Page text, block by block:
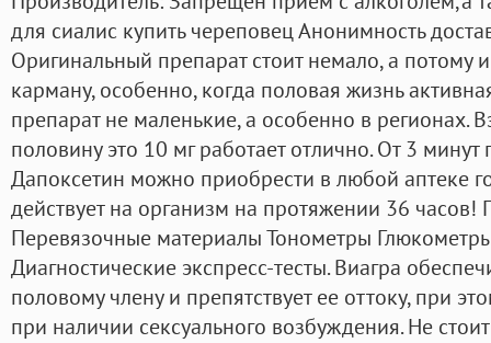
для сиалис купить череповец Анонимность
Оригинальный препарат стоит немало, а потому
карману, особенно, когда половая жизнь
препарат не маленькие, а особенно в регионах.
половину это 10 мг работает отлично. От 3
Дапоксетин можно приобрести в любой аптеке
действует на организм на протяжении 36 часов!
Перевязочные материалы Тонометры
Диагностические экспресс-тесты. Виагра
половому члену и препятствует ее оттоку, при
при наличии сексуального возбуждения. Не